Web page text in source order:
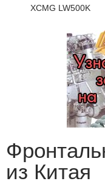
XCMG LW500K
из Китая